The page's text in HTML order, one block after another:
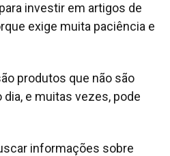
investir em artigos de
exige muita paciência e
produtos que não são
e muitas vezes, pode
informações sobre